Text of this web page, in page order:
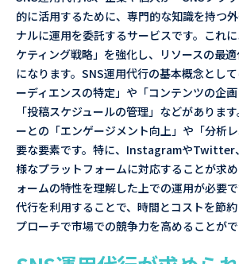
的に活用するために、専門的な知識を持つ
ナルに運用を委託するサービスです。これ
ケティング戦略」を強化し、リソースの最
になります。SNS運用代行の基本概念とし
ーディエンスの特定」や「コンテンツの企
「投稿スケジュールの管理」などがありま
ーとの「エンゲージメント向上」や「分析
要な要素です。特に、InstagramやTwitter
様なプラットフォームに対応することが求
ォームの特性を理解した上での運用が必要
代行を利用することで、時間とコストを節
プローチで市場での競争力を高めることがで